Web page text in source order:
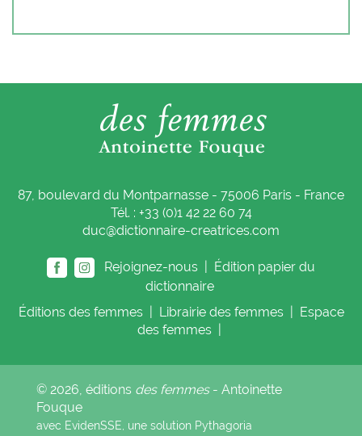
87, boulevard du Montparnasse - 75006 Paris - France
Tél. : +33 (0)1 42 22 60 74
duc@dictionnaire-creatrices.com
Rejoignez-nous |
Édition papier du
dictionnaire
Éditions des femmes Librairie des femmes
Espace
des femmes
© 2026, éditions des femmes- Antoinette
Fouque
avec EvidenSSE, une solution Pythagoria